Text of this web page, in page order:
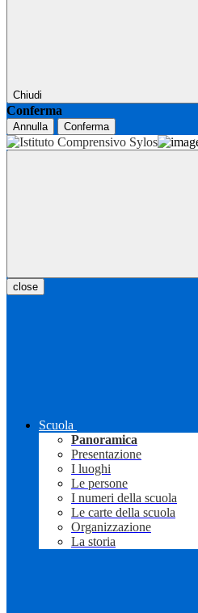
Chiudi
Conferma
Annulla Conferma
close
Scuola
Panoramica
Presentazione
I luoghi
Le persone
I numeri della scuola
Le carte della scuola
Organizzazione
La storia